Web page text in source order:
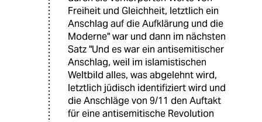
Freiheit und Gleichheit, letztlich ein
Anschlag auf die Aufklärung und die
Moderne" war und dann im nächsten
Satz "Und es war ein antisemitischer
Anschlag, weil im islamistischen
Weltbild alles, was abgelehnt wird,
letztlich jüdisch identifiziert wird und
die Anschläge von 9/11 den Auftakt
für eine antisemitische Revolution